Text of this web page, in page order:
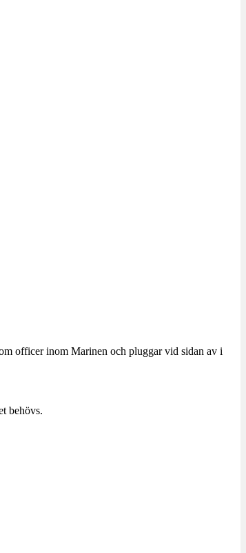
officer inom Marinen och pluggar vid sidan av i
behövs.